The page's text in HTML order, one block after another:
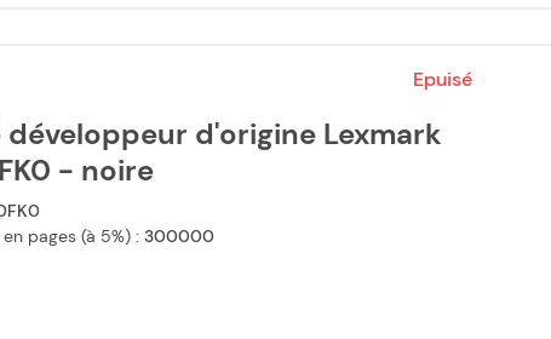
Epuisé
développeur d'origine Lexmark
- noire
pages (à 5%) : 300000